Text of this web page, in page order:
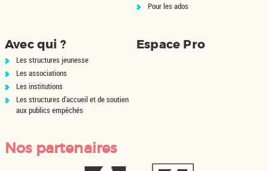
Pour les ados
Avec qui ?
Les structures jeunesse
Les associations
Les institutions
Les structures d'accueil et de soutien
aux publics empêchés
Espace Pro
Nos partenaires